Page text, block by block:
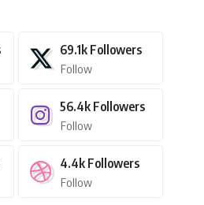
69.1k Followers
Follow
56.4k Followers
Follow
4.4k Followers
Follow